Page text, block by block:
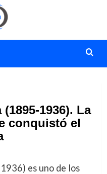
1936). La
conquistó el
es uno de los